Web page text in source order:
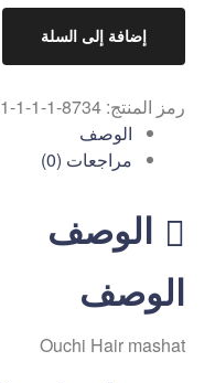
إضافة إلى السلة
رمز المنتج: 8734-1-1-1-1-1-1-1
الوصف
مراجعات (0)
الوصف
الوصف
Ouchi Hair mashat